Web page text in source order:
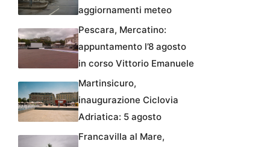
aggiornamenti meteo
Pescara, Mercatino:
appuntamento l’8 agosto
in corso Vittorio Emanuele
Martinsicuro,
inaugurazione Ciclovia
Adriatica: 5 agosto
Francavilla al Mare,